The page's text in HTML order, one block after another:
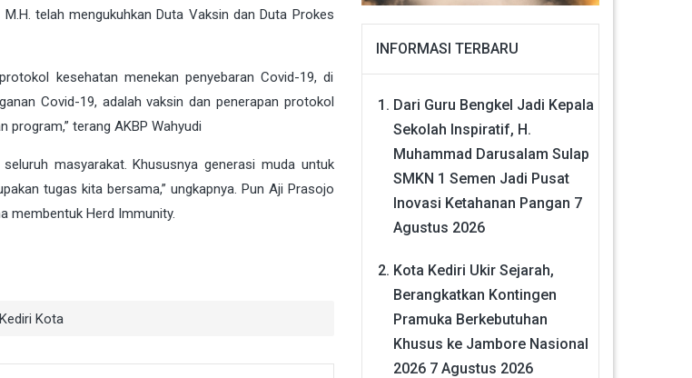
telah mengukuhkan Duta Vaksin dan Duta Prokes
kesehatan menekan penyebaran Covid-19, di
Covid-19, adalah vaksin dan penerapan protokol
program,” terang AKBP Wahyudi
masyarakat. Khususnya generasi muda untuk
tugas kita bersama,” ungkapnya. Pun Aji Prasojo
membentuk Herd Immunity.
Kota
INFORMASI TERBARU
Dari Guru Bengkel Jadi Kepala
Sekolah Inspiratif, H.
Muhammad Darusalam Sulap
SMKN 1 Semen Jadi Pusat
Inovasi Ketahanan Pangan 7
Agustus 2026
Kota Kediri Ukir Sejarah,
Berangkatkan Kontingen
Pramuka Berkebutuhan
Khusus ke Jambore Nasional
2026 7 Agustus 2026